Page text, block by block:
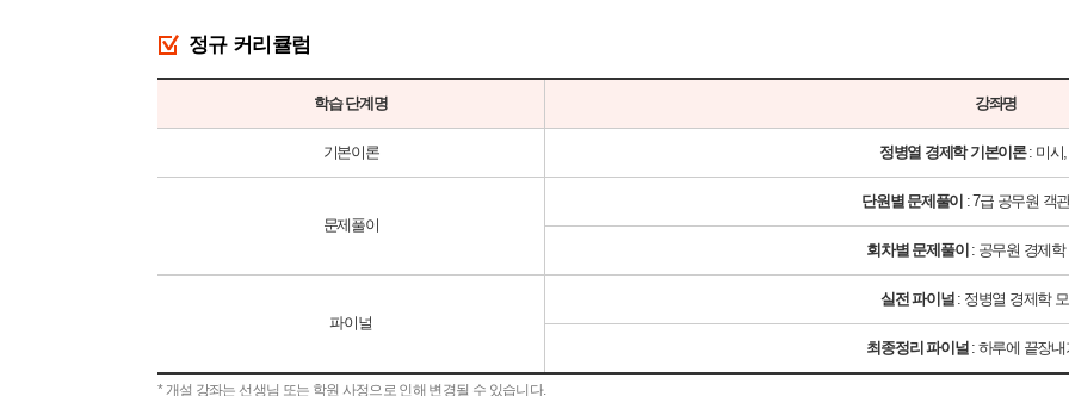
정규 커리큘럼
학습 단계명 강좌명
기본이론 정병열 경제학 기본이론: 미시,
문제풀이
단원별 문제풀이 : 7급 공무원 객
회차별 문제풀이 : 공무원 경제
파이널
실전 파이널: 정병열 경제학
최종정리 파이널: 하루에 끝장내
* 개설 강좌는 선생님 또는 학원 사정으로 인해 변경될 수 있습니다.